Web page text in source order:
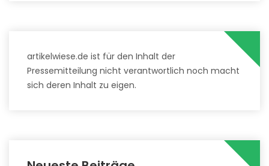
artikelwiese.de ist für den Inhalt der
Pressemitteilung nicht verantwortlich noch macht
sich deren Inhalt zu eigen.